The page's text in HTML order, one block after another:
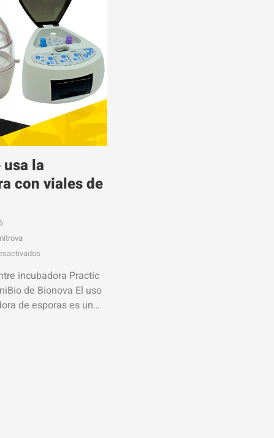
usa la
con viales de
incubadora Practic
de Bionova El uso
de esporas es un